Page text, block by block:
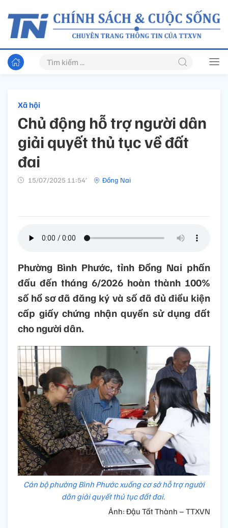
Xã hội
Chủ động hỗ trợ người dân
giải quyết thủ tục về đất
đai
15/07/2025 11:54’ Đồng Nai
Phường Bình Phước, tỉnh Đồng Nai phấn
đấu đến tháng 6/2026 hoàn thành 100%
số hồ sơ đã đăng ký và số đã đủ điều kiện
cấp giấy chứng nhận quyền sử dụng đất
cho người dân.
Cán bộ phường Bình Phước xuống cơ sở hỗ trợ người
dân giải quyết thủ tục đất đai.
Ảnh: Đậu Tất Thành – TTXVN